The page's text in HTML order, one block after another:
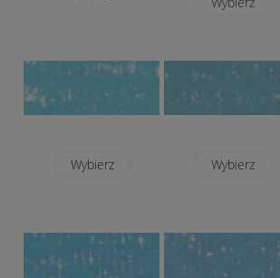
Wybierz Wybierz